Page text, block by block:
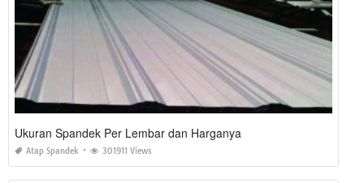
Ukuran Spandek Per Lembar dan Harganya
Atap Spandek 301911 Views